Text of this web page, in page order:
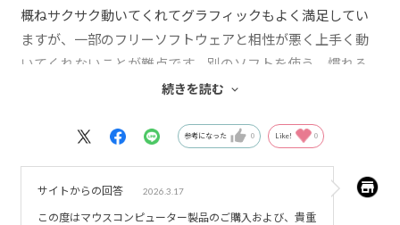
概ねサクサク動いてくれてグラフィックもよく満足してい
ますが、一部のフリーソフトウェアと相性が悪く上手く動
いてくれないことが難点です。別のソフトを使う、慣れる
などで対応しています。続きを読む
参考になった 0 Like! 0
サイトからの回答 2026.3.17
この度はマウスコンピューター製品のご購入および、貴重